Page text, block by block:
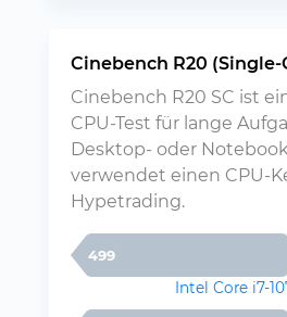
Cinebench R20 (Single-
Cinebench R20 SC ist
CPU-Test für lange
Desktop- oder
verwendet einen CPU-
Hypetrading.
499
Intel Core i7-